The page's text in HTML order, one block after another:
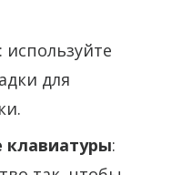
: используйте
для
клавиатуры: